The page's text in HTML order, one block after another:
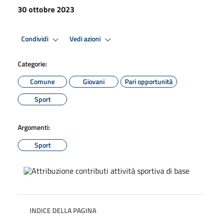
30 ottobre 2023
Condividi Vedi azioni
Categorie:
Comune
Giovani
Pari opportunità
Sport
Argomenti:
Sport
INDICE DELLA PAGINA